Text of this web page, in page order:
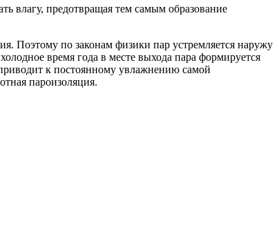
влагу, предотвращая тем самым образование
Поэтому по законам физики пар устремляется наружу
время года в месте выхода пара формируется
приводит к постоянному увлажнению самой
пароизоляция.